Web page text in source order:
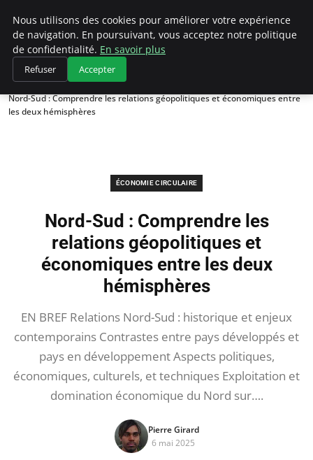
Climategatecountryclub.com
Accueil
Économie circulaire
Nord-Sud : Comprendre les relations géopolitiques et économiques entre
les deux hémisphères
ÉCONOMIE CIRCULAIRE
Nord-Sud : Comprendre les
relations géopolitiques et
économiques entre les deux
hémisphères
EN BREF Relations Nord-Sud : historique et enjeux
contemporains Contrastes entre pays développés et
pays en développement Aspects politiques,
économiques, culturels, et techniques Exploitation et
domination économique du Nord sur….
Pierre Girard
6 mai 2025
Nous utilisons des cookies pour améliorer votre expérience
de navigation. En poursuivant, vous acceptez notre politique
de confidentialité. En savoir plus
Refuser Accepter